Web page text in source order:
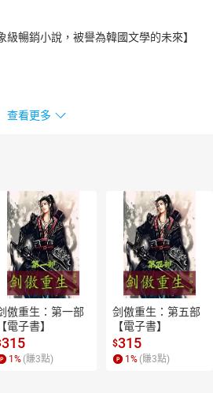
級暢銷小說，被譽為韓國文學的未來】
查看更多
傲重生：第一部
【電子書】
315
1 % (賺3點)
剑傲重生：第五部
【電子書】
$315
1 % (賺3點)